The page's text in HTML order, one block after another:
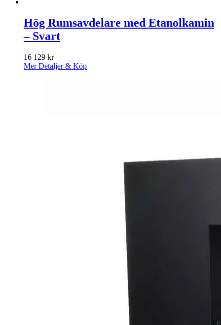
Hög Rumsavdelare med Etanolkamin
– Svart
16 129 kr
Mer Detaljer & Köp